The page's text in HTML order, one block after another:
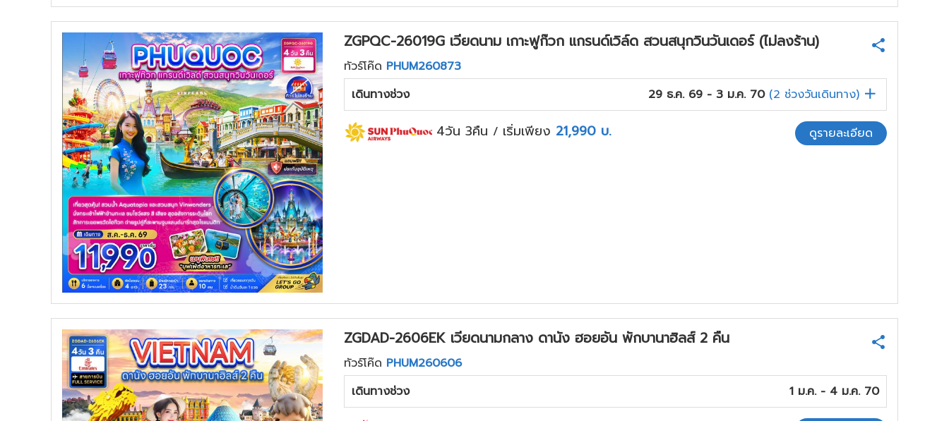
ZGPQC-26019G เวียดนาม เกาะฟูก๊วก แกรนด์เวิล์ด สวนสนุกวินวันเดอร์ (ไม่ลงร้าน)
ทัวร์โค๊ด PHUM260873
เดินทางช่วง
29 ธ.ค. 69 - 3 ม.ค. 70 (2 ช่วงวันเดินทาง)
4วัน 3คืน / เริ่มเพียง 21,990 บ. ดูรายละเอียด
ZGDAD-2606EK เวียดนามกลาง ดานัง ฮอยอัน พักบานาฮิลส์ 2 คืน
ทัวร์โค๊ด PHUM260606
เดินทางช่วง
1 ม.ค. - 4 ม.ค. 70